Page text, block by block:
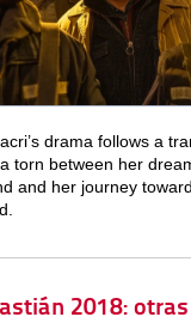
drama follows a
torn between her
and her journey toward
2018: otras